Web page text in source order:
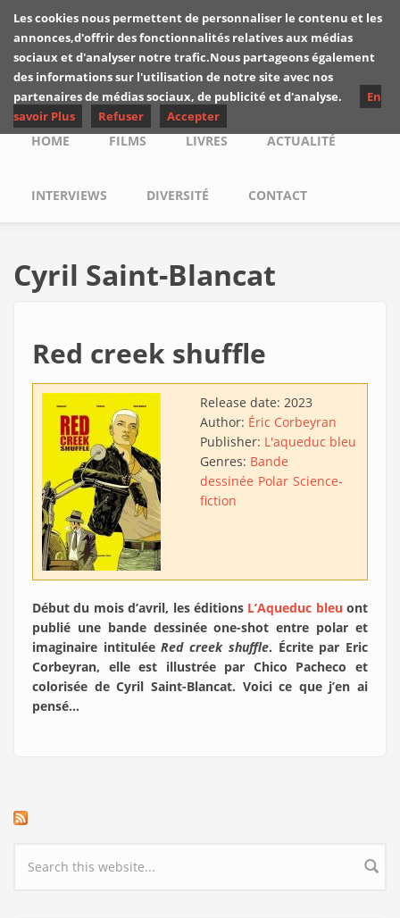
Skip to main content
Les critiques de
Yuyine
Main menu
HOME FILMS LIVRES ACTUALITÉ
INTERVIEWS DIVERSITÉ CONTACT
Cyril Saint-Blancat
Red creek shuffle
Release date: 2023
Author: Éric Corbeyran
Publisher: L'aqueduc bleu
Genres: Bande
dessinée Polar Science-
fiction
Début du mois d’avril, les éditions L’Aqueduc bleu ont
publié une bande dessinée one-shot entre polar et
imaginaire intituléeRed creek shuffle. Écrite par Eric
Corbeyran, elle est illustrée par Chico Pacheco et
colorisée de Cyril Saint-Blancat. Voici ce que j’en ai
pensé…
Search form
Les cookies nous permettent de personnaliser le contenu et les
annonces,d'offrir des fonctionnalités relatives aux médias
sociaux et d'analyser notre trafic.Nous partageons également
des informations sur l'utilisation de notre site avec nos
partenaires de médias sociaux, de publicité et d'analyse.
En
savoir Plus
Refuser Accepter